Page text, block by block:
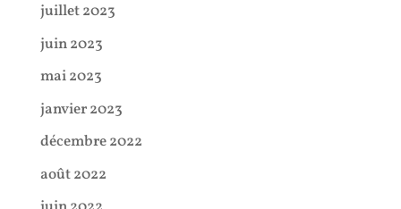
juillet 2023
juin 2023
mai 2023
janvier 2023
décembre 2022
août 2022